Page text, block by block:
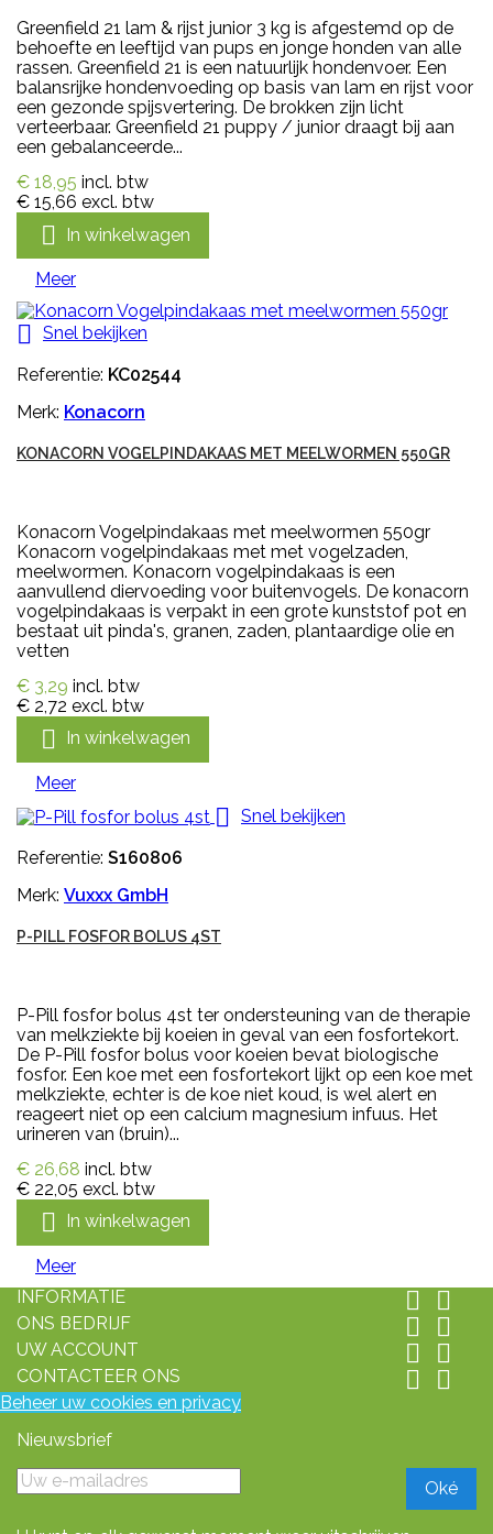
Greenfield 21 lam & rijst junior 3 kg is afgestemd op de
behoefte en leeftijd van pups en jonge honden van alle
rassen. Greenfield 21 is een natuurlijk hondenvoer. Een
balansrijke hondenvoeding op basis van lam en rijst voor
een gezonde spijsvertering. De brokken zijn licht
verteerbaar. Greenfield 21 puppy / junior draagt bij aan
een gebalanceerde...
€ 18,95 incl. btw
€ 15,66 excl. btw
 In winkelwagen
Meer

Snel bekijken
Referentie: KC02544
Merk: Konacorn
KONACORN VOGELPINDAKAAS MET MEELWORMEN 550GR
Konacorn Vogelpindakaas met meelwormen 550gr
Konacorn vogelpindakaas met met vogelzaden,
meelwormen. Konacorn vogelpindakaas is een
aanvullend diervoeding voor buitenvogels. De konacorn
vogelpindakaas is verpakt in een grote kunststof pot en
bestaat uit pinda's, granen, zaden, plantaardige olie en
vetten
€ 3,29 incl. btw
€ 2,72 excl. btw
 In winkelwagen
Meer

Snel bekijken
Referentie: S160806
Merk: Vuxxx GmbH
P-PILL FOSFOR BOLUS 4ST
P-Pill fosfor bolus 4st ter ondersteuning van de therapie
van melkziekte bij koeien in geval van een fosfortekort.
De P-Pill fosfor bolus voor koeien bevat biologische
fosfor. Een koe met een fosfortekort lijkt op een koe met
melkziekte, echter is de koe niet koud, is wel alert en
reageert niet op een calcium magnesium infuus. Het
urineren van (bruin)...
€ 26,68 incl. btw
€ 22,05 excl. btw
 In winkelwagen
Meer
INFORMATIE
 
ONS BEDRIJF  
UW ACCOUNT  
CONTACTEER ONS  
Beheer uw cookies en privacy
Nieuwsbrief